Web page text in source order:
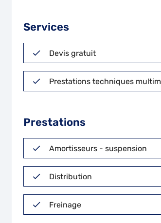
Services
Devis gratuit
Prestations techniques
Prestations
Amortisseurs - suspension
Distribution
Freinage